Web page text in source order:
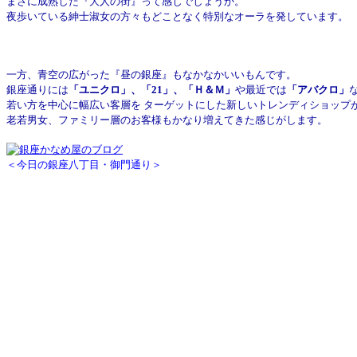
夜歩いている紳士淑女の方々もどことなく特別なオーラを発しています。
一方、青空の広がった『昼の銀座』もなかなかいいもんです。
銀座通りには 「ユニクロ」、「21」、「Ｈ＆Ｍ」 や最近では 「アバクロ」
若い方を中心に幅広い客層を ターゲットにした新しいトレンディショップ
老若男女、ファミリー層のお客様もかなり増えてきた感じがします。
＜今日の銀座八丁目・御門通り＞